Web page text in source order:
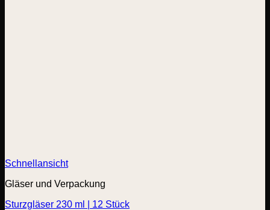
Schnellansicht
Gläser und Verpackung
Sturzgläser 230 ml | 12 Stück